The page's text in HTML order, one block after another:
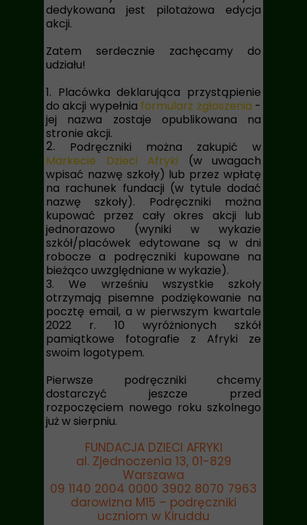
dedykowana jest pilotażowa edycja
akcji.
Zatem serdecznie zachęcamy do
udziału!
1. Placówka deklarująca przystąpienie
do akcji wypełnia formularz zgłoszenia -
jej nazwa zostaje opublikowana na
stronie akcji.
2. Podręczniki można zakupić w
Markecie Dzieci Afryki (w uwagach
wpisać nazwę szkoły) lub przez wpłatę
na rachunek fundacji (w tytule dodać
nazwę szkoły). Podręczniki można
kupować przez cały okres akcji lub
jednorazowo (wyniki w wykazie
szkół/placówek edytowane są w dni
robocze a podręczniki kupowane na
bieżąco uwzględniane w wykazie).
3.We wrześniu wszystkie szkoły
otrzymają pisemne podziękowanie na
pocztę email, a w pierwszym kwartale
2022 r. 10 wyróżnionych szkół
pamiątkowe fotografie z Afryki ze
swoim logotypem.
Pierwsze podręczniki chcemy
dostarczyć jeszcze przed
rozpoczęciem nowego roku szkolnego
już w sierpniu.
FUNDACJA DZIECI AFRYKI
al. Zjednoczenia 13, 01-829
Warszawa
09 1140 2004 0000 3902 8070 7963
darowizna M15 – podręczniki
uczniom w Kiruddu